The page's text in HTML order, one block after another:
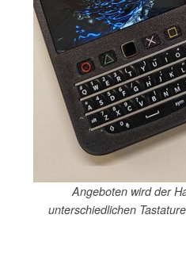
Angeboten wird der
unterschiedlichen